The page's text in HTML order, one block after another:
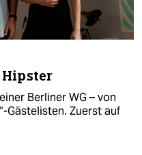
Hipster
Berliner WG – von
Gästelisten. Zuerst auf